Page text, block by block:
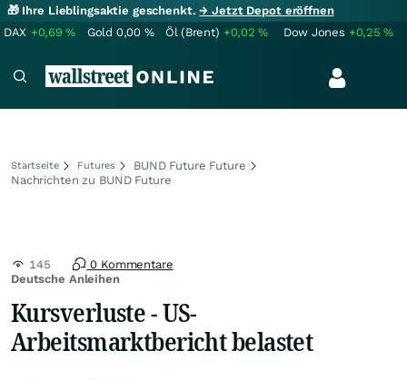
🎁 Ihre Lieblingsaktie geschenkt.→ Jetzt Depot eröffnen
DAX +0,69% Gold 0,00 % Öl (Brent) +0,02% Dow Jones +0,25%
Startseite Futures
BUND Future Future
Nachrichten zu BUND Future
Deutsche Anleihen
145 0 Kommentare
Kursverluste - US-
Arbeitsmarktbericht belastet